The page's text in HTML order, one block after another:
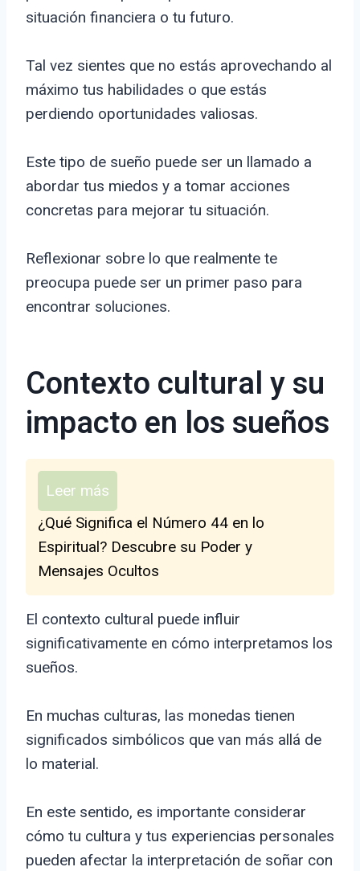
situación financiera o tu futuro.
Tal vez sientes que no estás aprovechando al
máximo tus habilidades o que estás
perdiendo oportunidades valiosas.
Este tipo de sueño puede ser un llamado a
abordar tus miedos y a tomar acciones
concretas para mejorar tu situación.
Reflexionar sobre lo que realmente te
preocupa puede ser un primer paso para
encontrar soluciones.
Contexto cultural y su
impacto en los sueños
Leer más
¿Qué Significa el Número 44 en lo
Espiritual? Descubre su Poder y
Mensajes Ocultos
El contexto cultural puede influir
significativamente en cómo interpretamos los
sueños.
En muchas culturas, las monedas tienen
significados simbólicos que van más allá de
lo material.
En este sentido, es importante considerar
cómo tu cultura y tus experiencias personales
pueden afectar la interpretación de soñar con